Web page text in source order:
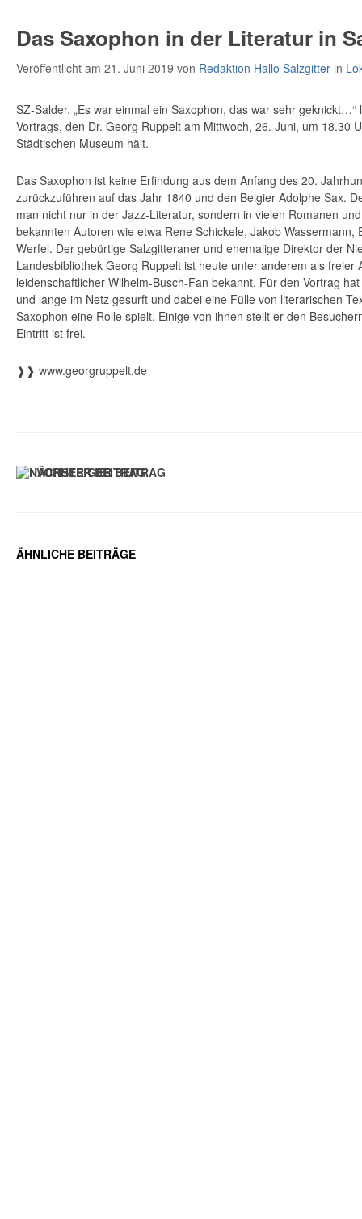
Das Saxophon in der Literatur in
Veröffentlicht am 21. Juni 2019 von Redaktion Hallo Salzgitter in
SZ-Salder. „Es war einmal ein Saxophon, das war sehr
Vortrags, den Dr. Georg Ruppelt am Mittwoch, 26. Juni, um 18.30
Städtischen Museum hält.
Das Saxophon ist keine Erfindung aus dem Anfang des 20.
zurückzuführen auf das Jahr 1840 und den Bel­gier Adolphe Sax.
man nicht nur in der Jazz-Literatur, sondern in vielen Ro­manen
bekannten Autoren wie etwa Rene Schickele, Jakob Wassermann,
Werfel. Der gebürtige Salzgitteraner und ehemalige Direktor der
Landesbibliothek Georg Ruppelt ist heute unter anderem als freier
leidenschaftlicher Wilhelm-Busch-Fan bekannt. Für den Vortrag
und lange im Netz gesurft und dabei eine Fülle von literarischen
Saxophon eine Rolle spielt. Einige von ihnen stellt er den
Eintritt ist frei.
❱❱ www.georgruppelt.de
VORHERIGER BEITRAG
ÄHNLICHE BEITRÄGE